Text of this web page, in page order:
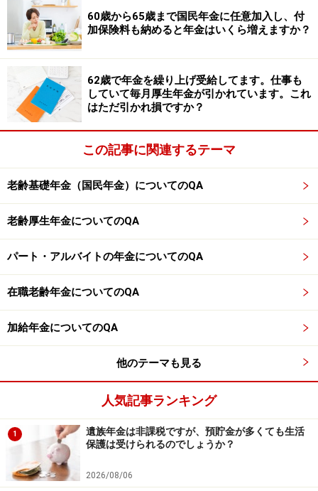
を12で割ったもの）と就労収入の合計が基準額の51万円
（令和7年度）を超えると、老齢厚生年金の全部または
一部が減額されてしまいます。
したがって、この仮定の場合は基本月額8万1557円（年
額97万8686円を12で割ったもの）と月収（年収÷12）の
合計が月額51万円を超えないようにしましょう。
ちなみに65歳以降も厚生年金に加入していると、毎年9
月1日時点の厚生年金の加入記録のデータで老齢厚生年
金額が再計算され、毎年10月分より年金額が増加します
（この制度を「在職定時改定」と言います）。基本月額
人はこちらから応募するか、コメント欄への書き込みを
お願いします。
本記事の内容は一般的な情報提供を目的としており、特定の金融
投資や資産運用に関する最終的なご判断はご自身の責任において
行ってください。
掲載情報の正確性・完全性については十分に配慮しております
が、その内容を保証するものではなく、これに基づく損失・損害
などについて当社は一切の責任を負いません。
60歳から65歳まで国民年金に任意加入し、付
加保険料も納めると年金はいくら増えますか？
62歳で年金を繰り上げ受給してます。仕事も
していて毎月厚生年金が引かれています。これ
はただ引かれ損ですか？
この記事に関連するテーマ
老齢基礎年金（国民年金）についてのQA
老齢厚生年金についてのQA
パート・アルバイトの年金についてのQA
在職老齢年金についてのQA
加給年金についてのQA
他のテーマも見る
人気記事ランキング
1
遺族年金は非課税ですが、預貯金が多くても生活
保護は受けられるのでしょうか？
2026/08/06